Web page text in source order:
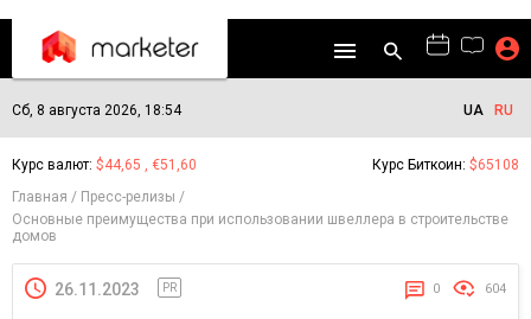
Сб, 8 августа 2026, 18:54 UA RU
Курс валют: $44,65 , €51,60 Курс Биткоин: $65108
Главная
Пресс-релизы
Основные преимущества при использовании швеллера в строительстве
домов
26.11.2023 PR 0 604